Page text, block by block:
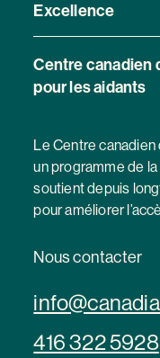
Excellence
Centre canadien
pour les aidants
Le Centre canadien
un programme de la
soutient depuis
pour améliorer
Nous contacter
416 322 5928